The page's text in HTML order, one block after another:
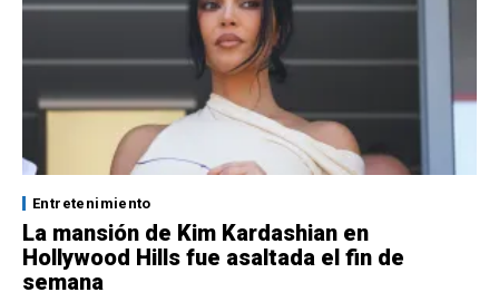
Entretenimiento
La mansión de Kim Kardashian en
Hollywood Hills fue asaltada el fin de
semana